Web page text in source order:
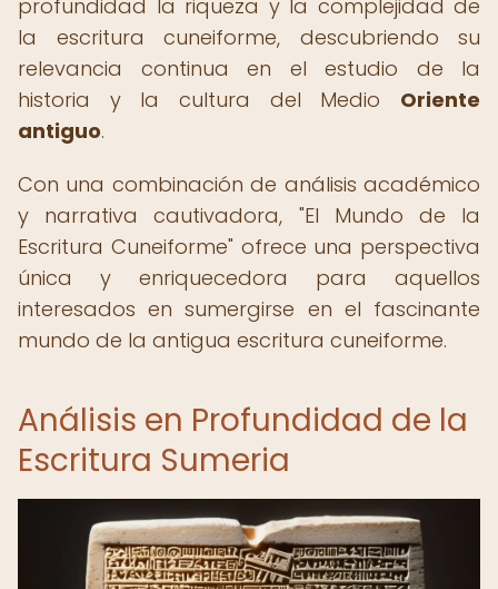
profundidad la riqueza y la complejidad de
la escritura cuneiforme, descubriendo su
relevancia continua en el estudio de la
historia y la cultura del Medio Oriente
antiguo.
Con una combinación de análisis académico
y narrativa cautivadora, "El Mundo de la
Escritura Cuneiforme" ofrece una perspectiva
única y enriquecedora para aquellos
interesados en sumergirse en el fascinante
mundo de la antigua escritura cuneiforme.
Análisis en Profundidad de la
Escritura Sumeria